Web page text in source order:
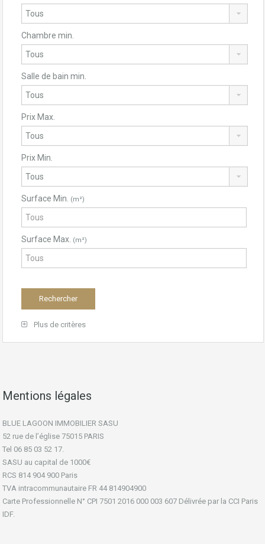
Chambre min.
Salle de bain min.
Prix Max.
Prix Min.
Surface Min. (m²)
Surface Max. (m²)
Plus de critères
Mentions légales
BLUE LAGOON IMMOBILIER SASU
52 rue de l’église 75015 PARIS
Tel 06 85 03 52 17.
SASU au capital de 1000€
RCS 814 904 900 Paris
TVA intracommunautaire FR 44 814904900
Carte Professionnelle N° CPI 7501 2016 000 003 607 Délivrée par la CCI Paris
IDF.